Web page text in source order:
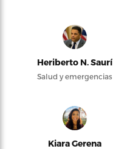
Heriberto N. Saurí
Salud y emergencias
Kiara Gerena